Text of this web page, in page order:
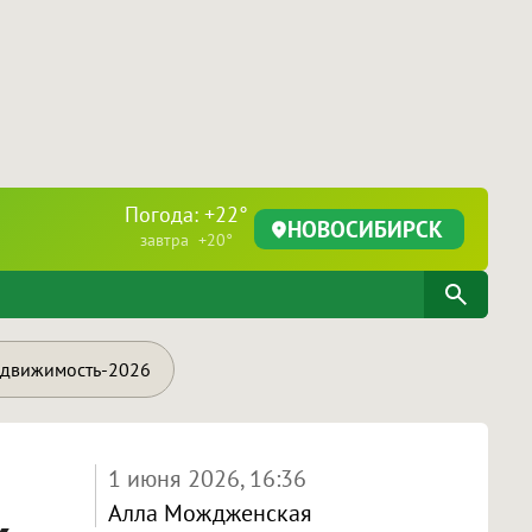
Погода: +22°
завтра +20° НОВОСИБИРСК
2026
1 июня 2026, 16:36
Алла Мождженская